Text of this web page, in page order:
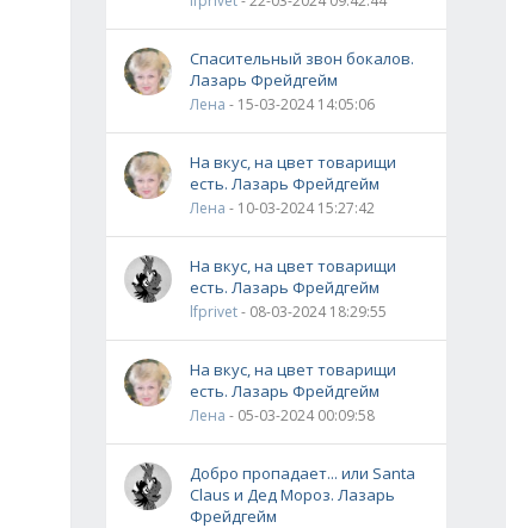
Спасительный звон бокалов.
Лазарь Фрейдгейм
Лена - 15-03-2024 14:05:06
На вкус, на цвет товарищи
есть. Лазарь Фрейдгейм
Лена - 10-03-2024 15:27:42
На вкус, на цвет товарищи
есть. Лазарь Фрейдгейм
lfprivet- 08-03-2024 18:29:55
На вкус, на цвет товарищи
есть. Лазарь Фрейдгейм
Лена - 05-03-2024 00:09:58
Добро пропадает... или Santa
Claus и Дед Мороз. Лазарь
Фрейдгейм